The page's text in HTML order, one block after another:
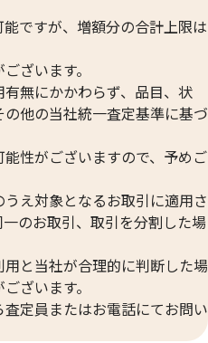
ですが、増額分の合計上限は
ざいます。
無にかかわらず、品目、状
他の当社統一査定基準に基づ
性がございますので、予めご
え対象となるお取引に適用さ
のお取引、取引を分割した場
と当社が合理的に判断した場
ざいます。
定員またはお電話にてお問い